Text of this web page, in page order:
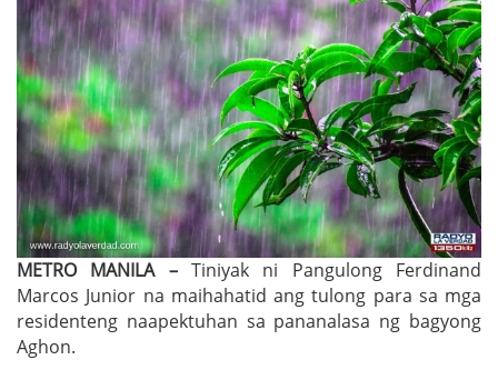
METRO MANILA – Tiniyak ni Pangulong Ferdinand
Marcos Junior na maihahatid ang tulong para sa mga
residenteng naapektuhan sa pananalasa ng bagyong
Aghon.